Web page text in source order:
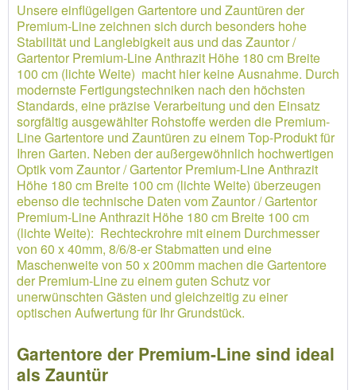
Unsere einflügeligen Gartentore und Zauntüren der
Premium-Line zeichnen sich durch besonders hohe
Stabilität und Langlebigkeit aus und das Zauntor /
Gartentor Premium-Line Anthrazit Höhe 180 cm Breite
100 cm (lichte Weite) macht hier keine Ausnahme. Durch
modernste Fertigungstechniken nach den höchsten
Standards, eine präzise Verarbeitung und den Einsatz
sorgfältig ausgewählter Rohstoffe werden die Premium-
Line Gartentore und Zauntüren zu einem Top-Produkt für
Ihren Garten. Neben der außergewöhnlich hochwertigen
Optik vom Zauntor / Gartentor Premium-Line Anthrazit
Höhe 180 cm Breite 100 cm (lichte Weite) überzeugen
ebenso die technische Daten vom Zauntor / Gartentor
Premium-Line Anthrazit Höhe 180 cm Breite 100 cm
(lichte Weite): Rechteckrohre mit einem Durchmesser
von 60 x 40mm, 8/6/8-er Stabmatten und eine
Maschenweite von 50 x 200mm machen die Gartentore
der Premium-Line zu einem guten Schutz vor
unerwünschten Gästen und gleichzeitig zu einer
optischen Aufwertung für Ihr Grundstück.
Gartentore der Premium-Line sind ideal
als Zauntür